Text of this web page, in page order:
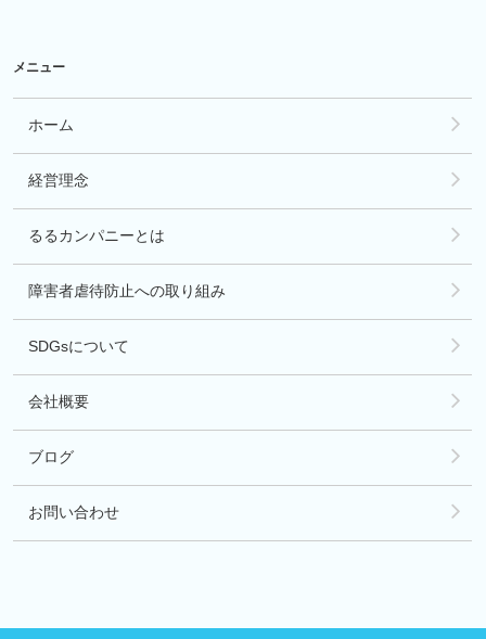
メニュー
ホーム
経営理念
るるカンパニーとは
障害者虐待防止への取り組み
SDGsについて
会社概要
ブログ
お問い合わせ